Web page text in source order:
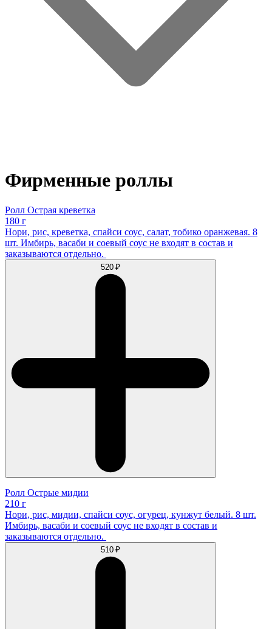
Фирменные роллы
Ролл Острая креветка
180 г
Нори, рис, креветка, спайси соус, салат, тобико оранжевая. 8
шт. Имбирь, васаби и соевый соус не входят в состав и
заказываются отдельно.
520 ₽
Ролл Острые мидии
210 г
Нори, рис, мидии, спайси соус, огурец, кунжут белый. 8 шт.
Имбирь, васаби и соевый соус не входят в состав и
заказываются отдельно.
510 ₽